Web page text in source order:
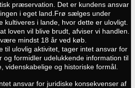
præservation. Det er kundens ansvar
i eget land. Frø sælges under
i lande, hvor dette er ulovligt.
loven vil blive brudt, afviser vi handlen.
mindst 18 år ved køb.
til ulovlig aktivitet, tager intet ansvar for
og formidler udelukkende information til
videnskabelige og historiske formål.
ansvar for juridiske konsekvenser af